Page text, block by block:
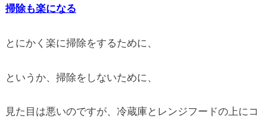
掃除も楽になる
とにかく楽に掃除をするために、
というか、掃除をしないために、
見た目は悪いのですが、冷蔵庫とレンジフードの上にコ